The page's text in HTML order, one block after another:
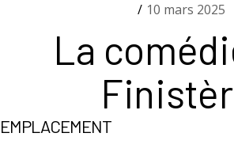
10 mars 2025
La
EMPLACEMENT